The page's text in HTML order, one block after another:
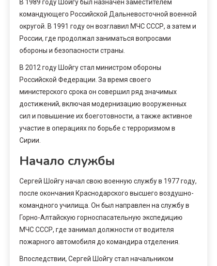
В 1989 году Шойгу был назначен заместителем
командующего Российской Дальневосточной военной
округой. В 1991 году он возглавил МЧС СССР, а затем и
России, где продолжал заниматься вопросами
обороны и безопасности страны.
В 2012 году Шойгу стал министром обороны
Российской Федерации. За время своего
министерского срока он совершил ряд значимых
достижений, включая модернизацию вооруженных
сил и повышение их боеготовности, а также активное
участие в операциях по борьбе с терроризмом в
Сирии.
Начало службы
Сергей Шойгу начал свою военную службу в 1977 году,
после окончания Краснодарского высшего воздушно-
командного училища. Он был направлен на службу в
Горно-Алтайскую горноспасательную экспедицию
МЧС СССР, где занимал должности от водителя
пожарного автомобиля до командира отделения.
Впоследствии, Сергей Шойгу стал начальником